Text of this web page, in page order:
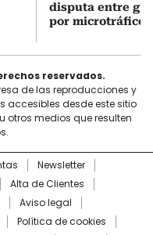
disputa entre
por microtráfico
reservados.
de las reproducciones y
accesibles desde este sitio
otros medios que resulten
Newsletter
Alta de Clientes
Aviso legal
Política de cookies